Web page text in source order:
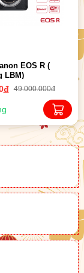
EOS R (
LBM)
đ 49.000.000đ